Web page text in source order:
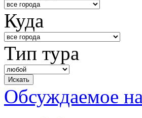
Куда
Тип тура
Обсуждаемое